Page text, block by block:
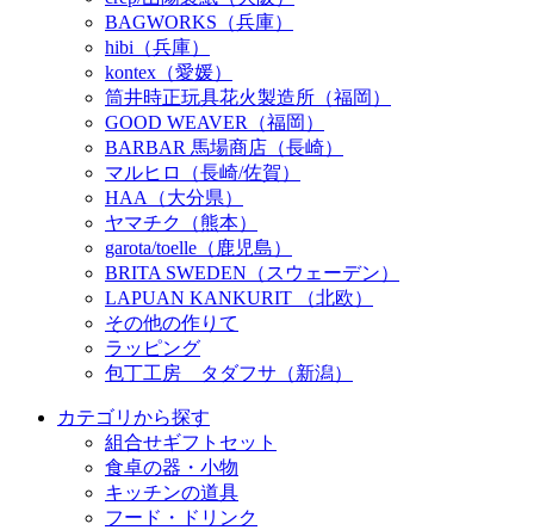
BAGWORKS（兵庫）
hibi（兵庫）
kontex（愛媛）
筒井時正玩具花火製造所（福岡）
GOOD WEAVER（福岡）
BARBAR 馬場商店（長崎）
マルヒロ（長崎/佐賀）
HAA（大分県）
ヤマチク（熊本）
garota/toelle（鹿児島）
BRITA SWEDEN（スウェーデン）
LAPUAN KANKURIT （北欧）
その他の作りて
ラッピング
包丁工房 タダフサ（新潟）
カテゴリから探す
組合せギフトセット
食卓の器・小物
キッチンの道具
フード・ドリンク